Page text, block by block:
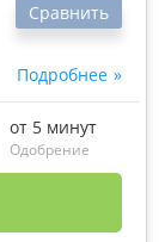
Подробнее
Сравнить
от 5 минут
Одобрение